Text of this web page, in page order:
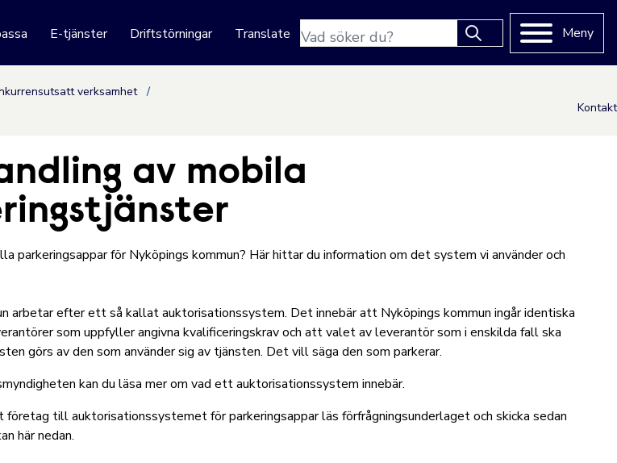
Hoppa till innehåll
E-tjänster Driftstörningar Translate
Sökfras
Meny
verksamhet
Kontakt
av mobila
parkeringsappar för Nyköpings kommun? Här hittar du information om det system vi använder och
arbetar efter ett så kallat auktorisationssystem. Det innebär att Nyköpings kommun ingår identiska
som uppfyller angivna kvalificeringskrav och att valet av leverantör som i enskilda fall ska
görs av den som använder sig av tjänsten. Det vill säga den som parkerar.
kan du läsa mer om vad ett auktorisationssystem innebär.
till auktorisationssystemet för parkeringsappar läs förfrågningsunderlaget och skicka sedan
här nedan.